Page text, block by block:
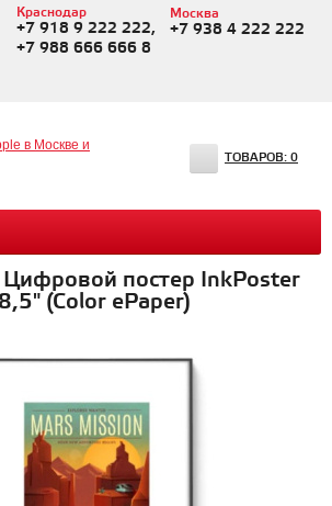
Краснодар
+7 918 9 222 222,
+7 988 666 666 8
Москва
+7 938 4 222 222
ТОВАРОВ: 0
постер InkPoster
(Color ePaper)